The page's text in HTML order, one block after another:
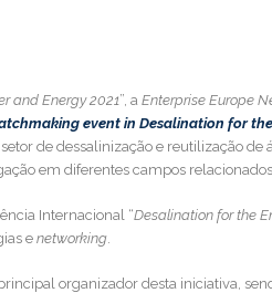
and Energy 2021”, a Enterprise Europe
event in Desalination for
de dessalinização e reutilização
em diferentes campos
Internacional “Desalination for the
e networking.
organizador desta iniciativa,